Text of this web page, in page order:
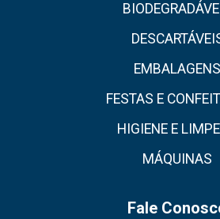
EMBALAGENS
FESTAS E
HIGIENE E
MÁQUINAS
Fale